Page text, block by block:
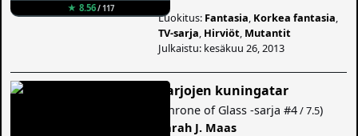
★ 8.56/ 117
Luokitus: Fantasia Korkea fantasia
TV-sarja Hirviöt Mutantit
Julkaistu: kesäkuu 26, 2013
Varjojen kuningatar
Throne of Glass -sarja #4/ 7.5)
Sarah J. Maas